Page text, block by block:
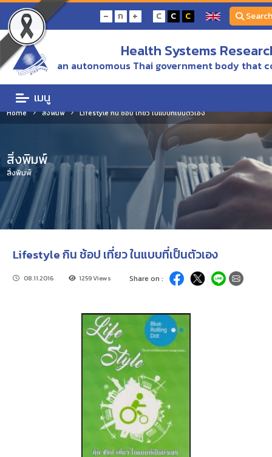
- ก + C C C Search
Health Systems
an autonomous Thai government body that
เมนู
Home สิ่งพิมพ์ Lifestyle กิน ช้อป เที่ยว ในแบบที่เป็นตัวเอง
สิ่งพิมพ์
สิ่งพิมพ์
Lifestyle กิน ช้อป เที่ยว ในแบบที่เป็นตัวเอง
08.11.2016 1259 Views Share on :